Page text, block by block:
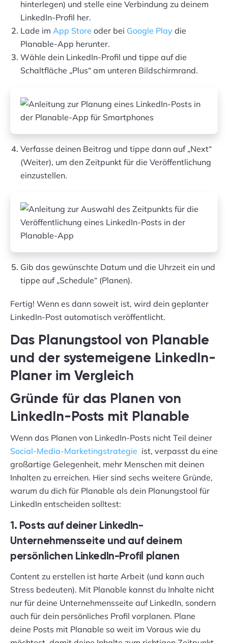
hinterlegen) und stelle eine Verbindung zu deinem
LinkedIn-Profil her.
Lade im App Store oder bei Google Play die
Planable-App herunter.
Wähle dein LinkedIn-Profil und tippe auf die
Schaltfläche „Plus“ am unteren Bildschirmrand.
Verfasse deinen Beitrag und tippe dann auf „Next“
(Weiter), um den Zeitpunkt für die Veröffentlichung
einzustellen.
Gib das gewünschte Datum und die Uhrzeit ein und
tippe auf „Schedule“ (Planen).
Fertig! Wenn es dann soweit ist, wird dein geplanter
LinkedIn-Post automatisch veröffentlicht.
Das Planungstool von Planable
und der systemeigene LinkedIn-
Planer im Vergleich
Gründe für das Planen von
LinkedIn-Posts mit Planable
Wenn das Planen von LinkedIn-Posts nicht Teil deiner
Social-Media-Marketingstrategie ist, verpasst du eine
großartige Gelegenheit, mehr Menschen mit deinen
Inhalten zu erreichen. Hier sind sechs weitere Gründe,
warum du dich für Planable als dein Planungstool für
LinkedIn entscheiden solltest:
1. Posts auf deiner LinkedIn-
Unternehmensseite und auf deinem
persönlichen LinkedIn-Profil planen
Content zu erstellen ist harte Arbeit (und kann auch
Stress bedeuten). Mit Planable kannst du Inhalte nicht
nur für deine Unternehmensseite auf LinkedIn, sondern
auch für dein persönliches Profil vorplanen. Plane
deine Posts mit Planable so weit im Voraus wie du